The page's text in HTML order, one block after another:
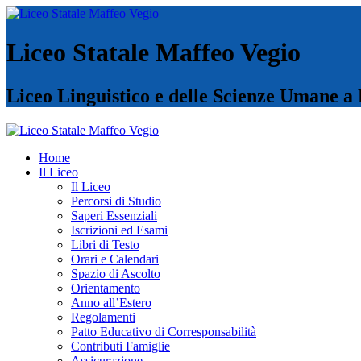
Liceo Statale Maffeo Vegio
Liceo Linguistico e delle Scienze Umane a
Home
Il Liceo
Il Liceo
Percorsi di Studio
Saperi Essenziali
Iscrizioni ed Esami
Libri di Testo
Orari e Calendari
Spazio di Ascolto
Orientamento
Anno all’Estero
Regolamenti
Patto Educativo di Corresponsabilità
Contributi Famiglie